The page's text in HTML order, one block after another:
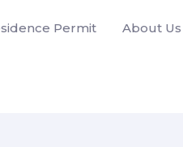
Permit About Us